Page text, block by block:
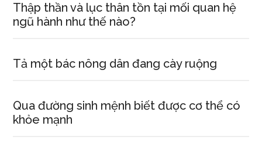
Thập thần và lục thân tồn tại mối quan hệ
ngũ hành như thế nào?
Tả một bác nông dân đang cày ruộng
Qua đường sinh mệnh biết được cơ thể có
khỏe mạnh